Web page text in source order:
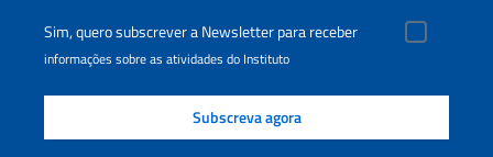
Sim, quero subscrever a Newsletter para receber
informações sobre as atividades do Instituto